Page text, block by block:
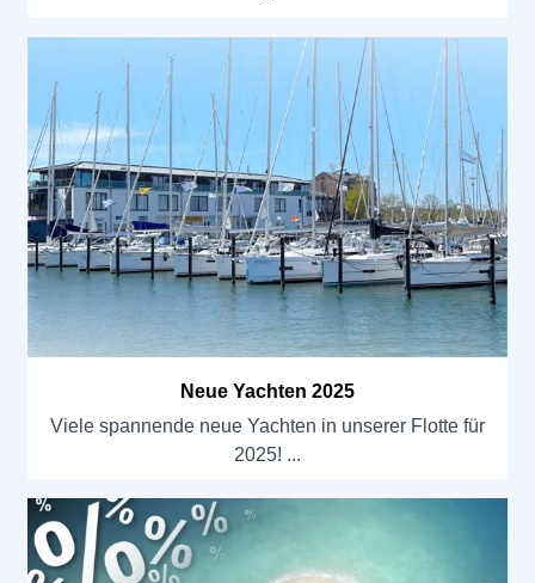
Neue Yachten 2025
Viele spannende neue Yachten in unserer Flotte für
2025!